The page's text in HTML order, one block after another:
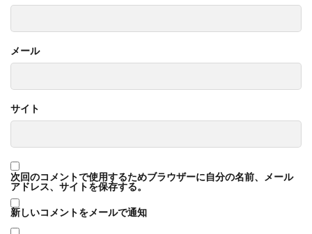
メール
サイト
次回のコメントで使用するためブラウザーに自分の名前、メール
アドレス、サイトを保存する。
新しいコメントをメールで通知